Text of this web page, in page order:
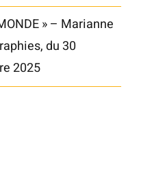
» – Marianne
du 30
2025